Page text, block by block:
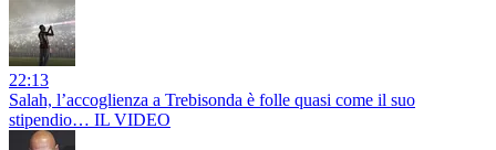
22:13
Salah, l’accoglienza a Trebisonda è folle quasi come il suo
stipendio… IL VIDEO